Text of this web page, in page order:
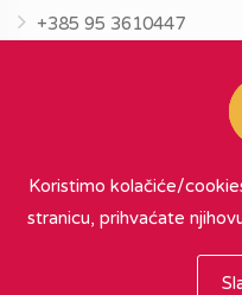
+385 95 3610447
Koristimo kolačiće/
stranicu, prihvaćate